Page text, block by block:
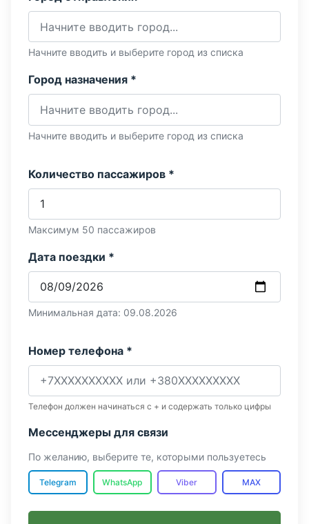
Начните вводить и выберите город из списка
Город назначения *
Начните вводить и выберите город из списка
Количество пассажиров *
Максимум 50 пассажиров
Дата поездки *
Минимальная дата: 09.08.2026
Номер телефона *
Телефон должен начинаться с + и содержать только цифры
Мессенджеры для связи
По желанию, выберите те, которыми пользуетесь
Telegram WhatsApp Viber MAX